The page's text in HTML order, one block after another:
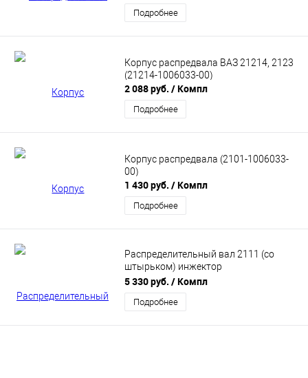
Подробнее
Корпус распредвала ВАЗ 21214, 2123
(21214-1006033-00)
2 088 руб. / Компл
Подробнее
Корпус распредвала (2101-1006033-
00)
1 430 руб. / Компл
Подробнее
Распределительный вал 2111 (со
штырьком) инжектор
(21110100601000)
5 330 руб. / Компл
Подробнее